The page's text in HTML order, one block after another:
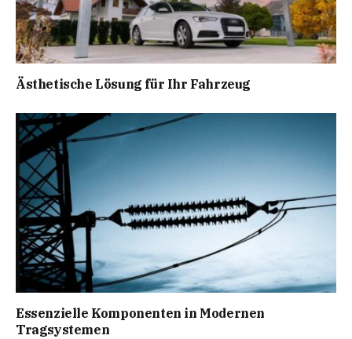
Ästhetische Lösung für Ihr Fahrzeug
Essenzielle Komponenten in Modernen
Tragsystemen